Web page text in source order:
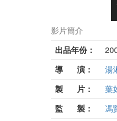
影片簡介
出品年份：
導 演：
湯
製 片：
葉
監 製：
馮